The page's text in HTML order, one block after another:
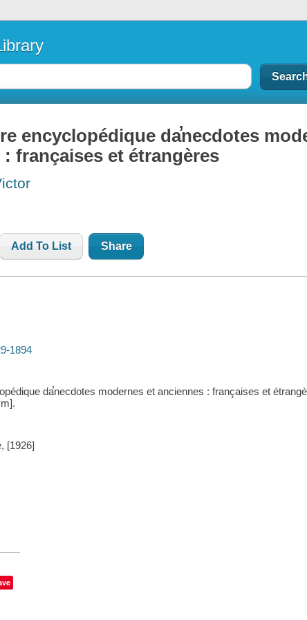
encyclopédique da̕necdotes
françaises et étrangères
Add To List Share
1894
da̕necdotes modernes et anciennes : françaises et
[1926]